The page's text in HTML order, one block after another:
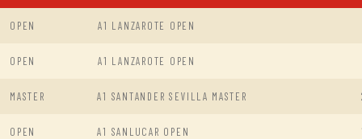
OPEN A1 LANZAROTE OPEN
OPEN A1 LANZAROTE OPEN
MASTER A1 SANTANDER SEVILLA MASTER
OPEN A1 SANLUCAR OPEN